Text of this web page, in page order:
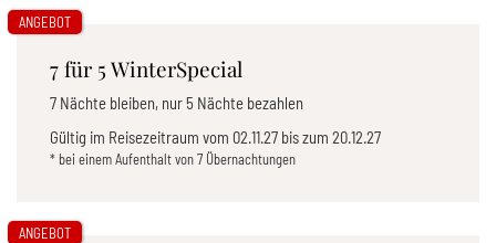
7 für 5 WinterSpecial
7 Nächte bleiben, nur 5 Nächte bezahlen
Gültig im Reisezeitraum vom 02.11.27 bis zum 20.12.27
* bei einem Aufenthalt von 7 Übernachtungen
ANGEBOT
ANGEBOT